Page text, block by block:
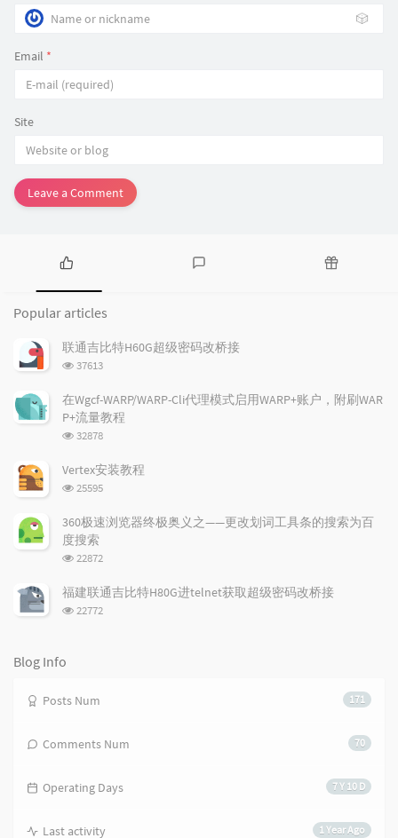
🎲
Email *
Site
Leave a Comment
P
p
u
l
r
a
r
i
c
e
s
e
s
c
o
s
a
s
Popular articles
联通吉比特H60G超级密码改桥接
浏
次
数:
37613
在Wgcf-WARP/WARP-Cli代理模式启用WARP+账户，附刷WAR
P+流量教程
浏
次
32878
Vertex安装教程
浏
次
数:
25595
360极速浏览器终极奥义之——更改划词工具条的搜索为百
度搜索
浏
次
数:
22872
福建联通吉比特H80G进telnet获取超级密码改桥接
浏
22772
Blog Info
171
Posts Num
70
Comments Num
7 Y 10 D
Operating Days
1 Year Ago
Last activity